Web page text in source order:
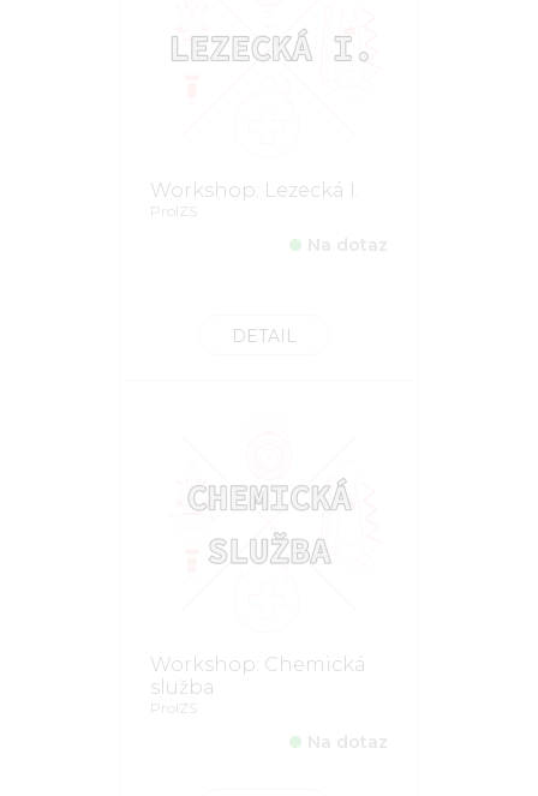
Workshop: Lezecká I.
ProIZS
Na dotaz
DETAIL
Workshop: Chemická
služba
ProIZS
Na dotaz